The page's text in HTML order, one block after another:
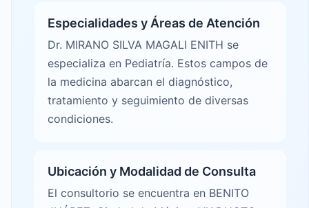
Especialidades y Áreas de Atención
Dr. MIRANO SILVA MAGALI ENITH se
especializa en Pediatría. Estos campos de
la medicina abarcan el diagnóstico,
tratamiento y seguimiento de diversas
condiciones.
Ubicación y Modalidad de Consulta
El consultorio se encuentra en BENITO